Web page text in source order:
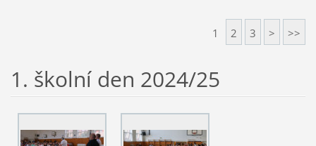
1 2 3 > >>
1. školní den 2024/25